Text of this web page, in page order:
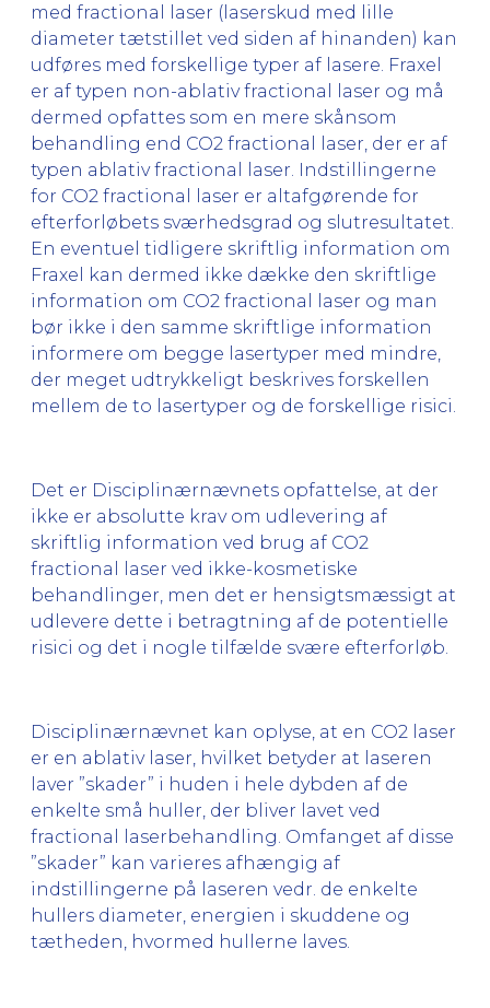
med fractional laser (laserskud med lille
diameter tætstillet ved siden af hinanden) kan
udføres med forskellige typer af lasere. Fraxel
er af typen non-ablativ fractional laser og må
dermed opfattes som en mere skånsom
behandling end CO2 fractional laser, der er af
typen ablativ fractional laser. Indstillingerne
for CO2 fractional laser er altafgørende for
efterforløbets sværhedsgrad og slutresultatet.
En eventuel tidligere skriftlig information om
Fraxel kan dermed ikke dække den skriftlige
information om CO2 fractional laser og man
bør ikke i den samme skriftlige information
informere om begge lasertyper med mindre,
der meget udtrykkeligt beskrives forskellen
mellem de to lasertyper og de forskellige risici.
Det er Disciplinærnævnets opfattelse, at der
ikke er absolutte krav om udlevering af
skriftlig information ved brug af CO2
fractional laser ved ikke-kosmetiske
behandlinger, men det er hensigtsmæssigt at
udlevere dette i betragtning af de potentielle
risici og det i nogle tilfælde svære efterforløb.
Disciplinærnævnet kan oplyse, at en CO2 laser
er en ablativ laser, hvilket betyder at laseren
laver ”skader” i huden i hele dybden af de
enkelte små huller, der bliver lavet ved
fractional laserbehandling. Omfanget af disse
”skader” kan varieres afhængig af
indstillingerne på laseren vedr. de enkelte
hullers diameter, energien i skuddene og
tætheden, hvormed hullerne laves.